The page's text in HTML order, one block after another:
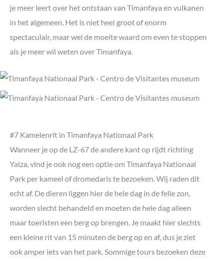
je meer leert over het ontstaan van Timanfaya en vulkanen
in het algemeen. Het is niet heel groot of enorm
spectaculair, maar wel de moeite waard om even te stoppen
als je meer wil weten over Timanfaya.
#7 Kamelenrit in Timanfaya Nationaal Park
Wanneer je op de LZ-67 de andere kant op rijdt richting
Yaiza, vind je ook nog een optie om Timanfaya Nationaal
Park per kameel of dromedaris te bezoeken. Wij raden dit
echt af. De dieren liggen hier de hele dag in de felle zon,
worden slecht behandeld en moeten de hele dag alleen
maar toeristen een berg op brengen. Je maakt hier slechts
een kleine rit van 15 minuten de berg op en af, dus je ziet
ook amper iets van het park. Sommige tours bezoeken deze